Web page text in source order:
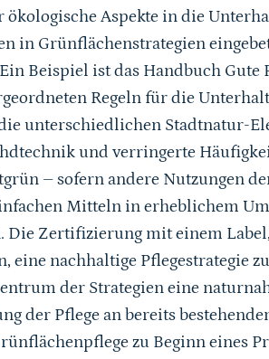
Aspekte in die
in Grünflächenstrategien
Beispiel ist das Handbuch Gute
Regeln für die
unterschiedlichen Stadtnatur-
und verringerte
– sofern andere Nutzungen
Mitteln in erheblichem
Die Zertifizierung mit einem
eine nachhaltige Pflegestrategie
der Strategien eine
der Pflege an bereits
zu Beginn eines